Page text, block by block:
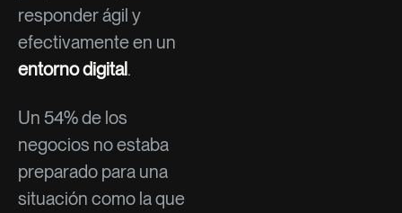
responder ágil y
efectivamente en un
entorno digital.
Un 54% de los
negocios no estaba
preparado para una
situación como la que